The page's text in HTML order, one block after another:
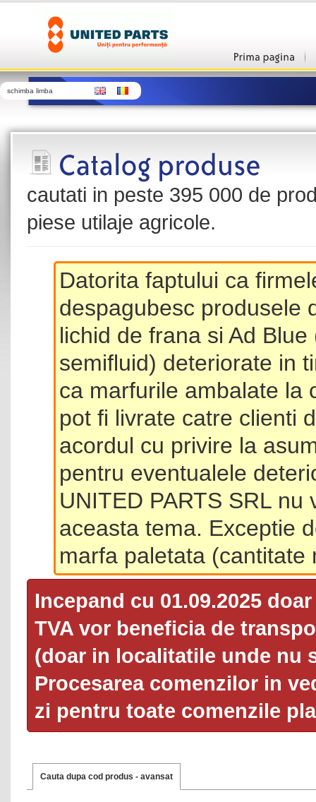
schimba limba
cautati in peste 395 000 de
piese utilaje agricole.
Datorita faptului ca
despagubesc produsele
lichid de frana si Ad
semifluid) deteriorate in
ca marfurile ambalate la
pot fi livrate catre clienti
acordul cu privire la
pentru eventualele
UNITED PARTS SRL
aceasta tema. Exceptie
marfa paletata (cantitate
Incepand cu 01.09.2025
TVA vor beneficia de
(doar in localitatile unde nu
Procesarea comenzilor in
zi pentru toate comenzile
Cauta dupa cod produs - avansat